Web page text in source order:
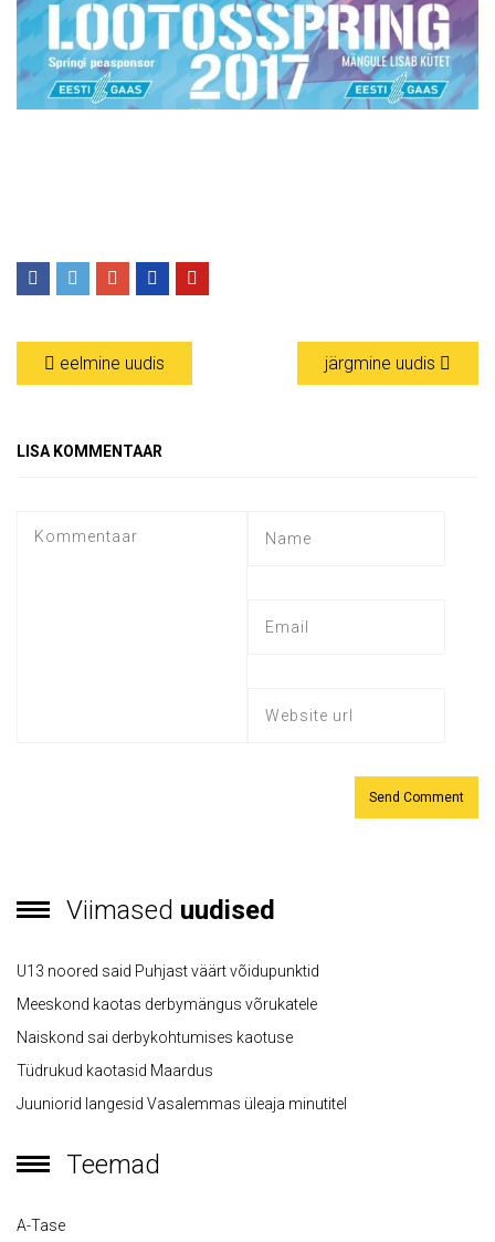
eelmine uudis järgmine uudis
LISA KOMMENTAAR
Viimased uudised
U13 noored said Puhjast väärt võidupunktid
Meeskond kaotas derbymängus võrukatele
Naiskond sai derbykohtumises kaotuse
Tüdrukud kaotasid Maardus
Juuniorid langesid Vasalemmas üleaja minutitel
Teemad
A-Tase